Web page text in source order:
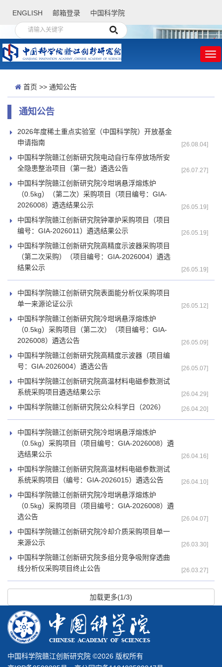
ENGLISH 邮箱登录 中国科学院
首页 >> 通知公告
通知公告
[26.08.04]
2026年度稀土重点实验室（中国科学院）开放基金
申请指南
[26.07.27]
中国科学院赣江创新研究院电动自行车停放场所安
全隐患整治项目（第一批）遴选公告
[26.05.19]
中国科学院赣江创新研究院冷坩埚悬浮熔炼炉
（0.5kg）（第二次）采购项目（项目编号：GIA-
2026008）遴选结果公示
[26.05.19]
中国科学院赣江创新研究院钟罩炉采购项目（项目
编号：GIA-2026011）遴选结果公示
[26.05.19]
中国科学院赣江创新研究院高精度示波器采购项目
（第二次采购）（项目编号：GIA-2026004）遴选
结果公示
[26.05.12]
中国科学院赣江创新研究院表面能分析仪采购项目
单一来源论证公示
[26.05.09]
中国科学院赣江创新研究院冷坩埚悬浮熔炼炉
（0.5kg）采购项目（第二次）（项目编号：GIA-
2026008）遴选公告
[26.05.07]
中国科学院赣江创新研究院高精度示波器（项目编
号：GIA-2026004）遴选公告
[26.04.29]
中国科学院赣江创新研究院高温材料电磁参数测试
系统采购项目遴选结果公示
[26.04.20]
中国科学院赣江创新研究院公众科学日（2026）
[26.04.16]
中国科学院赣江创新研究院冷坩埚悬浮熔炼炉
（0.5kg）采购项目（项目编号：GIA-2026008）遴
选结果公示
[26.04.10]
中国科学院赣江创新研究院高温材料电磁参数测试
系统采购项目（编号：GIA-2026015）遴选公告
[26.04.07]
中国科学院赣江创新研究院冷坩埚悬浮熔炼炉
（0.5kg）采购项目（项目编号：GIA-2026008）遴
选公告
[26.03.30]
中国科学院赣江创新研究院冷却介质采购项目单一
来源公示
[26.03.27]
中国科学院赣江创新研究院多组分竞争吸附穿透曲
线分析仪采购项目终止公告
加载更多(1/3)
中国科学院赣江创新研究院 ©2026 版权所有